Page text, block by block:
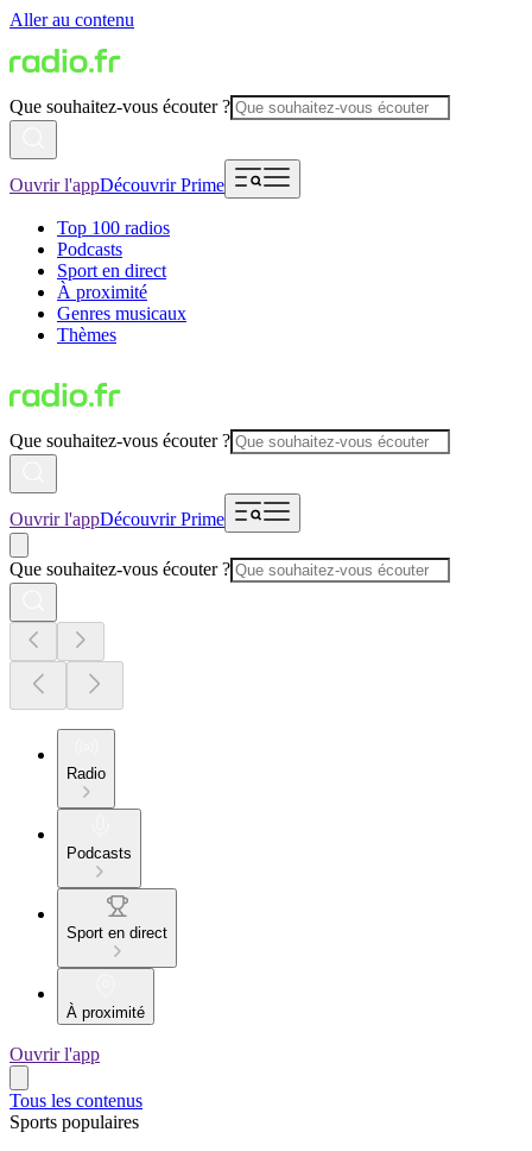
Aller au contenu
Que souhaitez-vous écouter ?
Ouvrir l'appDécouvrir Prime
Top 100 radios
Podcasts
Sport en direct
À proximité
Genres musicaux
Thèmes
Que souhaitez-vous écouter ?
Ouvrir l'appDécouvrir Prime
Que souhaitez-vous écouter ?
Radio
Podcasts
Sport en direct
À proximité
Ouvrir l'app
Tous les contenus
Sports populaires